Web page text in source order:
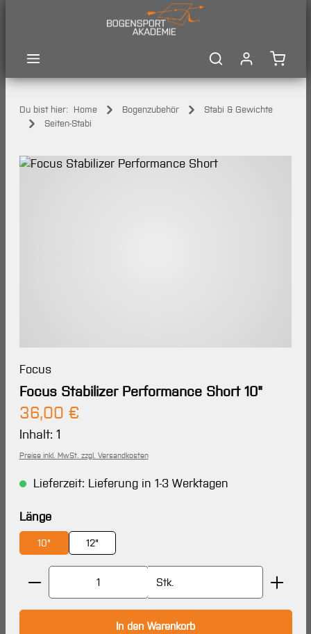
Du bist hier: Home Bogenzubehör
Stabi & Gewichte
Seiten-Stabi
Bildergalerie überspringen
Focus
Focus Stabilizer Performance Short 10"
Regulärer Preis:
36,00 €
Inhalt: 1
Preise inkl. MwSt. zzgl. Versandkosten
Lieferzeit: Lieferung in 1-3 Werktagen
Längeauswählen
10" 12"
Produkt Anzahl: Gib den gewünschten Wert ein
Stk.
In den Warenkorb